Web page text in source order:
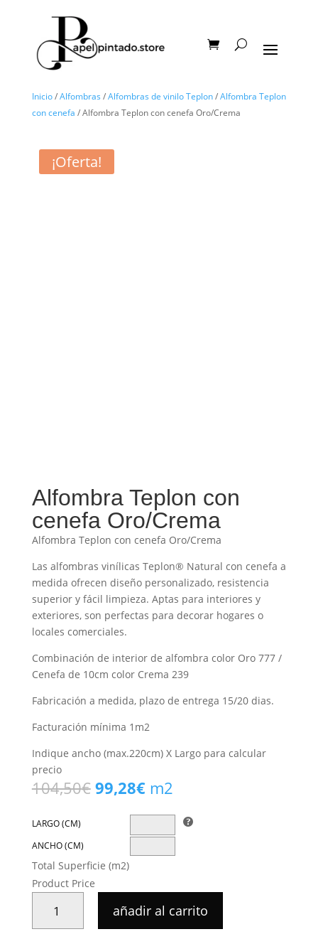
Inicio/Alfombras /Alfombras de vinilo Teplon/Alfombra Teplon
con cenefa / Alfombra Teplon con cenefa Oro/Crema
¡Oferta!
Alfombra Teplon con
cenefa Oro/Crema
Alfombra Teplon con cenefa Oro/Crema
Las alfombras vinílicas Teplon® Natural con cenefa a
medida ofrecen diseño personalizado, resistencia
superior y fácil limpieza. Aptas para interiores y
exteriores, son perfectas para decorar hogares o
locales comerciales.
Combinación de interior de alfombra color Oro 777 /
Cenefa de 10cm color Crema 239
Fabricación a medida, plazo de entrega 15/20 dias.
Facturación mínima 1m2
Indique ancho (max.220cm) X Largo para calcular
precio
104,50€ El
original
104,50€.
99,28€El
actual
es:
99,28€.
m2
LARGO (CM)
ANCHO (CM)
Total Superficie (m2)
Product Price
TEPLON
CON
añadir al carrito